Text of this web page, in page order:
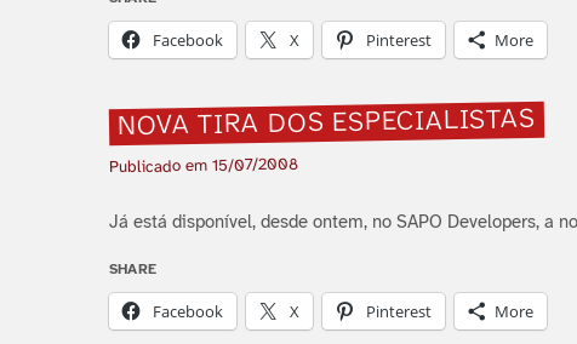
Facebook X Pinterest More
NOVA TIRA DOS ESPECIALISTAS
Publicado em 15/07/2008
Já está disponí­vel, desde ontem, no SAPO Developers, a
SHARE
Facebook X Pinterest More